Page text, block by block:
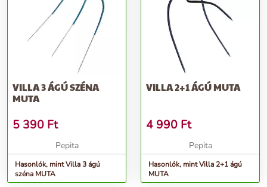
VILLA 3 ÁGÚ SZÉNA
MUTA
5 390 Ft
Pepita
Hasonlók, mint Villa 3 ágú
széna MUTA
VILLA 2+1 ÁGÚ MUTA
4 990 Ft
Pepita
Hasonlók, mint Villa 2+1 ágú
MUTA